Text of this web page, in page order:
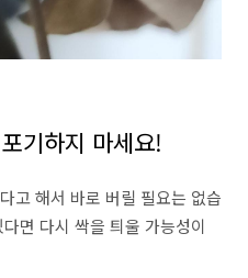
기하지 마세요!
고 해서 바로 버릴 필요는 없습
면 다시 싹을 틔울 가능성이